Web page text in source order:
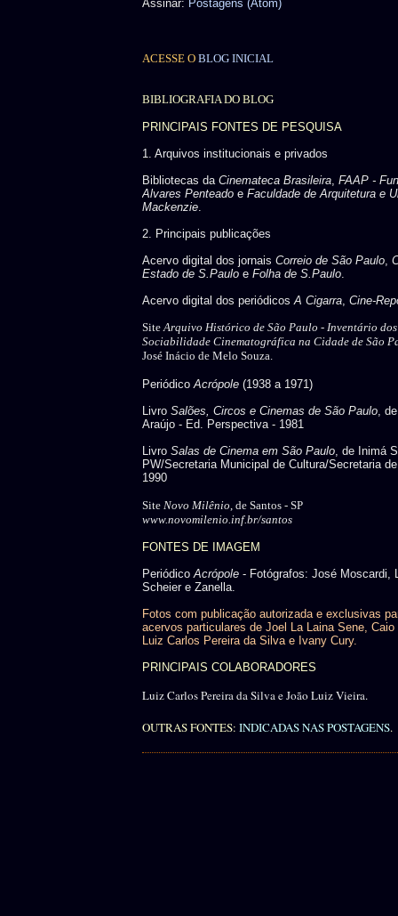
Assinar: Postagens (Atom)
ACESSE O BLOG INICIAL
BIBLIOGRAFIA DO BLOG
PRINCIPAIS FONTES DE PESQUISA
1. Arquivos institucionais e privados
Bibliotecas da Cinemateca Brasileira, FAAP -
Alvares Penteado e Faculdade de Arquitetura e
Mackenzie.
2. Principais publicações
Acervo digital dos jornais Correio de São Paulo,
Estado de S.Paulo e Folha de S.Paulo.
Acervo digital dos periódicosA Cigarra, Cine-
SiteArquivo Histórico de São Paulo - Inventário dos
Sociabilidade Cinematográfica na Cidade de São
José Inácio de Melo Souza.
PeriódicoAcrópole (1938 a 1971)
Livro Salões, Circos e Cinemas de São Paulo,
Araújo - Ed. Perspectiva - 1981
Livro Salas de Cinema em São Paulo, de Inimá
PW/Secretaria Municipal de Cultura/Secretaria
1990
Site Novo Milênio, de Santos - SP
www.novomilenio.inf.br/santos
FONTES DE IMAGEM
PeriódicoAcrópole - Fotógrafos: José Moscardi,
Scheier e Zanella.
Fotos com publicação autorizada e exclusivas
acervos particulares de Joel La Laina Sene, Caio
Luiz Carlos Pereira da Silva e Ivany Cury.
PRINCIPAIS COLABORADORES
Luiz Carlos Pereira da Silva e João Luiz Vieira.
OUTRAS FONTES: INDICADAS NAS POSTAGENS.